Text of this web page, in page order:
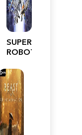
SUPER
ROBOT
Y